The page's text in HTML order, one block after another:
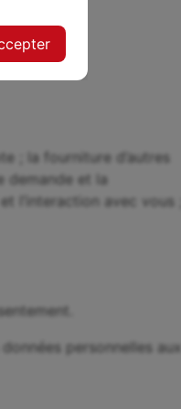
; la fourniture d’autres
demande et la
l’interaction avec vous ;
personnelles aux